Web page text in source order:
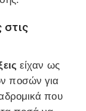
στις
είχαν ως
ποσών για
που